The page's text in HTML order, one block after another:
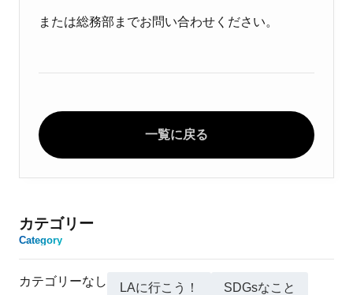
または総務部までお問い合わせください。
一覧に戻る
カテゴリー
Category
カテゴリーなし LAに行こう！ SDGsなこと